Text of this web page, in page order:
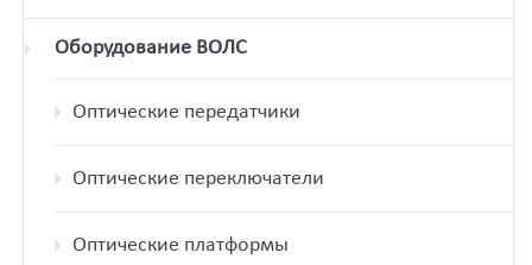
Оборудование ВОЛС
Оптические передатчики
Оптические переключатели
Оптические платформы